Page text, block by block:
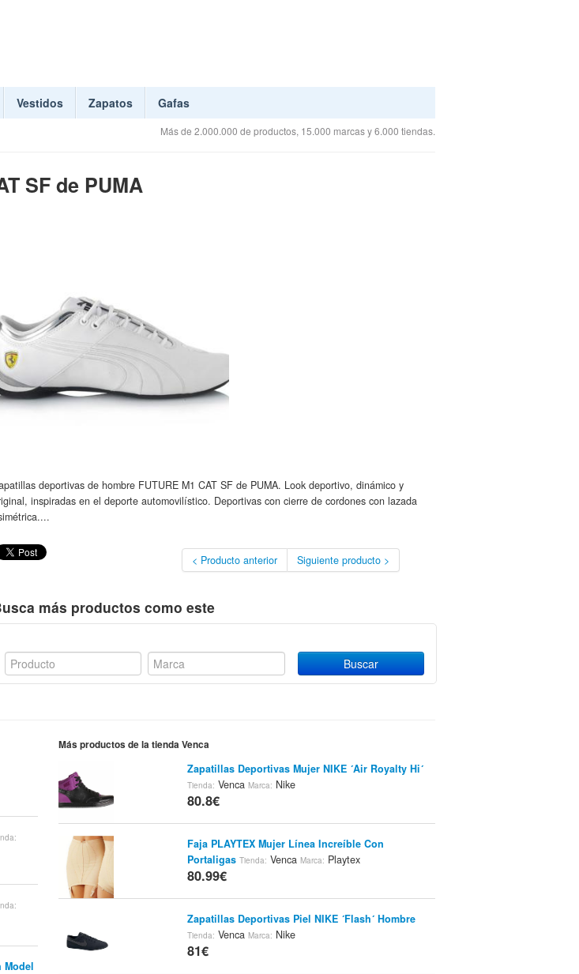
Vestidos Zapatos Gafas
Más de 2.000.000 de productos, 15.000 marcas y 6.000 tiendas.
SF de PUMA
deportivas de hombre FUTURE M1 CAT SF de PUMA. Look deportivo, dinámico y
inspiradas en el deporte automovilístico. Deportivas con cierre de cordones con lazada
< Producto anterior Siguiente producto >
más productos como este
Model
Más productos de la tienda Venca
Zapatillas Deportivas Mujer NIKE ´Air Royalty Hi´
Tienda: Venca Marca: Nike
80.8€
Faja PLAYTEX Mujer Línea Increíble Con
Portaligas Tienda: Venca Marca: Playtex
80.99€
Zapatillas Deportivas Piel NIKE ´Flash´ Hombre
Tienda: Venca Marca: Nike
81€